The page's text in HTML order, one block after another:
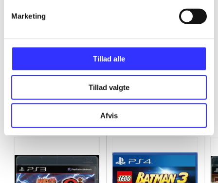
Marketing
Tillad alle
Tillad valgte
Afvis